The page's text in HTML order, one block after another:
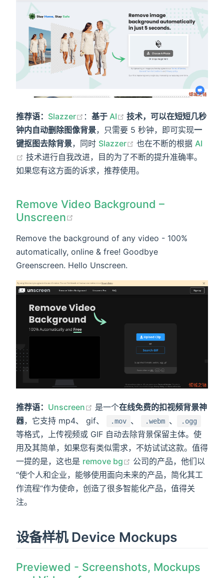
推荐语： Slazzer ： 基于 AI
技术，可以在短短几秒
钟内自动删除图像背景，只需要 5 秒钟，即可实现一
键抠图去除背景，同时 Slazzer 也在不断的根据 AI
技术进行自我改进，目的为了不断的提升准确率。
如果您有这方面的诉求，推荐使用。
Remove Video Background –
Unscreen
Remove the background of any video - 100%
automatically, online & free! Goodbye
Greenscreen. Hello Unscreen.
推荐语： Unscreen 是一个在线免费的扣视频背景神
器，它支持 mp4、 gif、 .mov 、 .webm 、 .ogg
等格式，上传视频或 GIF 自动去除背景保留主体。使
用及其简单，如果您有类似需求，不妨试试这款。值得
一提的是，这也是 remove bg
公司的产品，他们以
“使个人和企业，能够使用面向未来的产品，简化其工
作流程“作为使命，创造了很多智能化产品，值得关
注。
设备样机 Device Mockups
Previewed - Screenshots, Mockups